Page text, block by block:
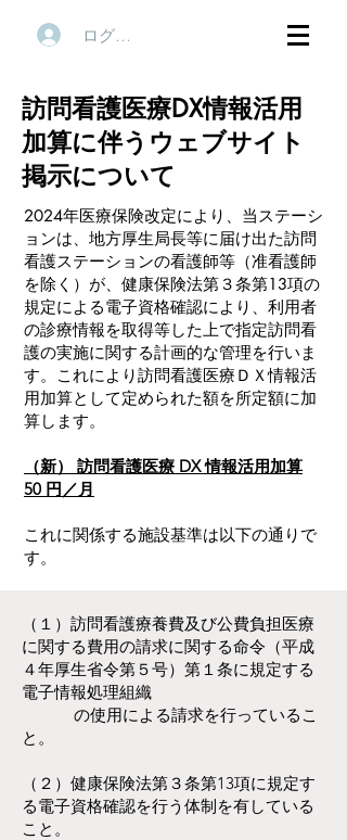
ログイン
訪問看護医療DX情報活用
加算に伴うウェブサイト
掲示について
2024年医療保険改定により、当ステーシ
ョンは、地方厚生局長等に届け出た訪問
看護ステーションの看護師等（准看護師
を除く）が、健康保険法第３条第13項の
規定による電子資格確認により、利用者
の診療情報を取得等した上で指定訪問看
護の実施に関する計画的な管理を行いま
す。これにより訪問看護医療ＤＸ情報活
用加算として定められた額を所定額に加
算します。
（新） 訪問看護医療 DX 情報活用加算
50 円／月
これに関係する施設基準は以下の通りで
す。
（１）訪問看護療養費及び公費負担医療
に関する費用の請求に関する命令（平成
４年厚生省令第５号）第１条に規定する
電子情報処理組織
の使用による請求を行っているこ
と。
（２）健康保険法第３条第13項に規定す
る電子資格確認を行う体制を有している
こと。